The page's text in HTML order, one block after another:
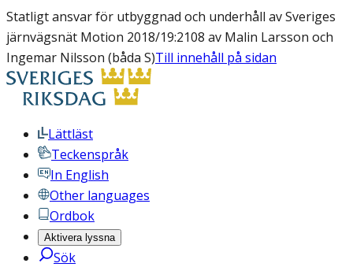
Statligt ansvar för utbyggnad och underhåll av Sveriges
järnvägsnät Motion 2018/19:2108 av Malin Larsson och
Ingemar Nilsson (båda S)Till innehåll på sidan
Lättläst
Teckenspråk
In English
Other languages
Ordbok
Aktivera lyssna
Sök